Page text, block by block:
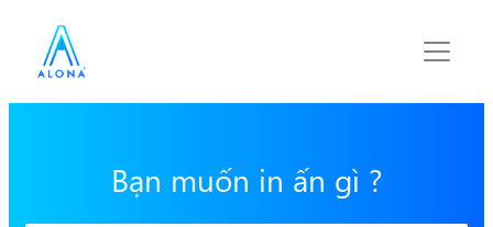
Bạn muốn in ấn gì ?